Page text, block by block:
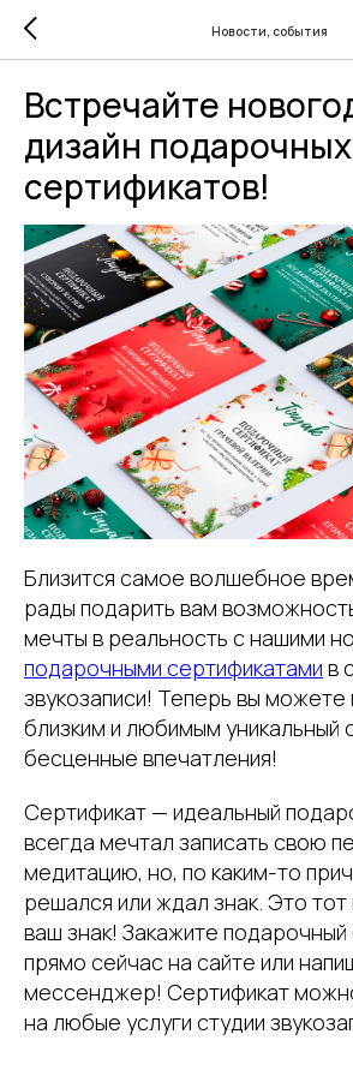
Новости, события
Встречайте
дизайн подарочных
cертификатов!
Близится самое волшебное
рады подарить вам
мечты в реальность с нашими
подарочными сертификатами в
звукозаписи! Теперь вы можете
близким и любимым уникальный
бесценные впечатления!
Сертификат — идеальный
всегда мечтал записать свою
медитацию, но, по каким-то
решался или ждал знак. Это
ваш знак! Закажите
прямо сейчас на сайте или
мессенджер! Сертификат
на любые услуги студии